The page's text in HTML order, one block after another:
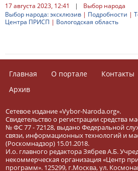
17 августа 2023, 12:41 |
Выбор народа
Выбор народа: эксклюзив | Подробности |
Центра ПРИСП | Вологодская область
Главная О портале Контакты
Архив
Сетевое издание «Vybor-Naroda.org».
Свидетельство о регистрации средства
№ ФС 77 - 72128, выдано Федеральной
связи, информационных технологий и
(Роскомнадзор) 15.01.2018.
И.о. главного редактора Зябрев А.Б.
некоммерческая организация «Центр
программ». 125299, г.Москва, ул.